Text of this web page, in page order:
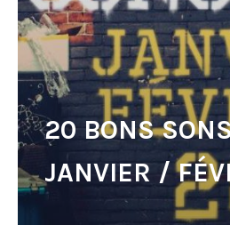
20 BONS
JANVIER /